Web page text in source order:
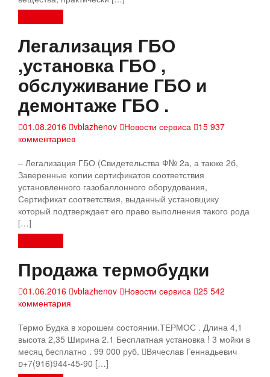
Легализация ГБО
,установка ГБО ,
обслуживание ГБО и
демонтаже ГБО .
01.08.2016 vblazhenov Новости сервиса
15 937
комментариев
– Легализация ГБО (Свидетельства Ф№ 2а, а также 2б,
Заверенные копии сертификатов соответствия
установленного газобаллонного оборудования,
Сертификат соответствия, выданный установщику
который подтверждает его право выполнения такого рода
[…]
Продажа термобудки
01.06.2016 vblazhenov Новости сервиса 25 542
комментария
Термо Будка в хорошем состоянии.ТЕРМОС . Длина 4,1
высота 2,35 Ширина 2.1 Бесплатная установка ! 3 мойки в
месяц бесплатно . 99 000 руб. Вячеслав Геннадьевич
+7(916)944-45-90 […]